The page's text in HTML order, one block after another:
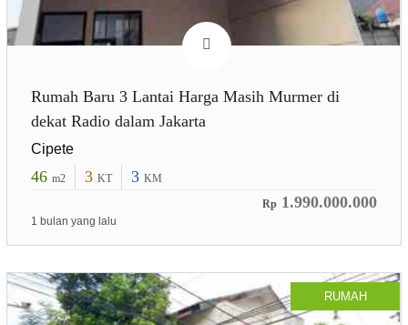
Rumah Baru 3 Lantai Harga Masih Murmer di
dekat Radio dalam Jakarta
Cipete
46 m2 3 KT 3 KM
Rp 1.990.000.000
1 bulan yang lalu
RUMAH